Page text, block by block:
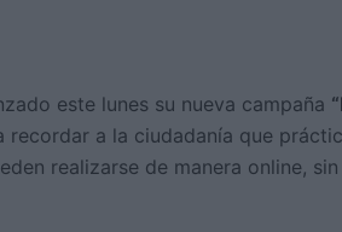
este lunes su nueva campaña
recordar a la ciudadanía que
realizarse de manera online,